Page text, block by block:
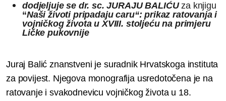
dodjeljuje se dr. sc. JURAJU BALIĆUza knjigu
“Naši životi pripadaju caru“: prikaz ratovanja i
vojničkog života u XVIII. stoljeću na primjeru
Ličke pukovnije
Juraj Balić znanstveni je suradnik Hrvatskoga instituta
za povijest. Njegova monografija usredotočena je na
ratovanje i svakodnevicu vojničkog života u 18.